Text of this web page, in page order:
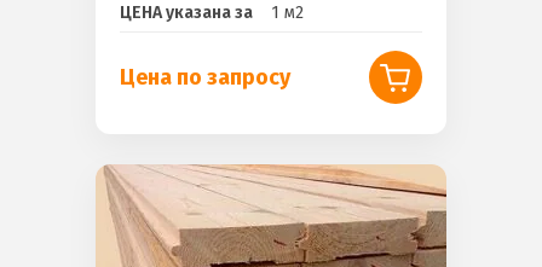
ЦЕНА указана за
1 м2
Цена по запросу